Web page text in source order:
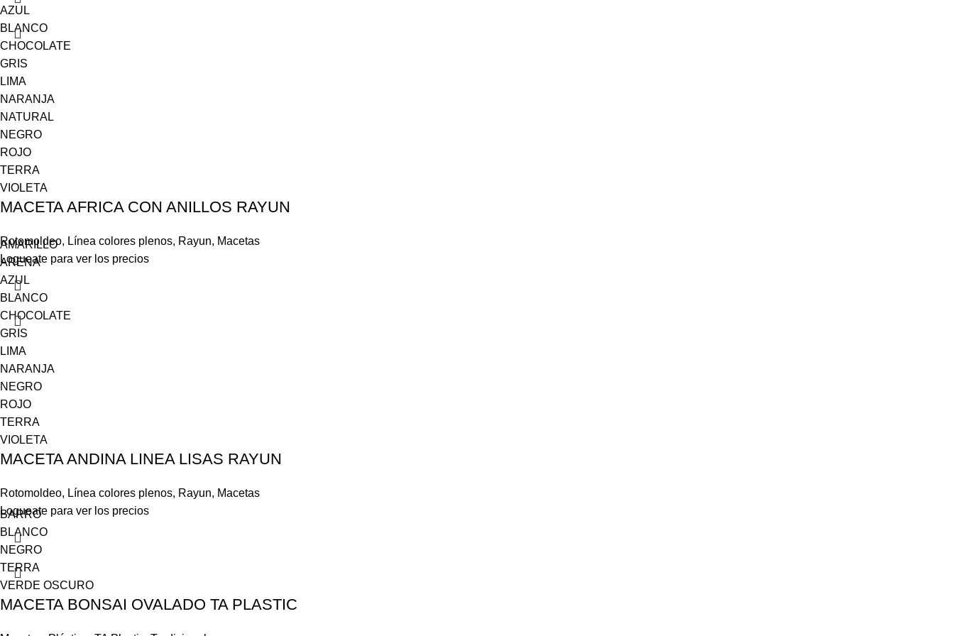
AZUL
BLANCO
CHOCOLATE
GRIS
LIMA
NARANJA
NATURAL
NEGRO
ROJO
TERRA
VIOLETA
MACETA AFRICA CON ANILLOS RAYUN
Rotomoldeo, Línea colores plenos, Rayun, Macetas
Logueate para ver los precios
AMARILLO
ARENA
AZUL
BLANCO
CHOCOLATE
GRIS
LIMA
NARANJA
NEGRO
ROJO
TERRA
VIOLETA
MACETA ANDINA LINEA LISAS RAYUN
Rotomoldeo, Línea colores plenos, Rayun, Macetas
Logueate para ver los precios
BARRO
BLANCO
NEGRO
TERRA
VERDE OSCURO
MACETA BONSAI OVALADO TA PLASTIC